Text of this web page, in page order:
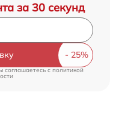
за 30 секунд
соглашаетесь c политикой